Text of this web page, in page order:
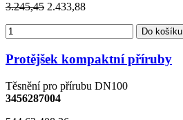
3.245,45 2.433,88
Do košíku
Protějšek kompaktní příruby
Těsnění pro přírubu DN100
3456287004